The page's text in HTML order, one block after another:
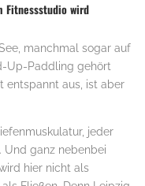
Fitnessstudio wird
manchmal sogar auf
Up-Paddling gehört
entspannt aus, ist aber
jeder
Und ganz nebenbei
hier nicht als